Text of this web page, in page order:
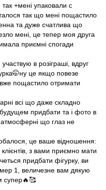
+мені упаковали с
так що мені пощастило
та дуже счатлива що
мені, це тепер моя друга
приємні спогади
в розіграші, вдруг
це якщо повезе
пощастило отримати
всі що даже складно
придбати та і фото в
атмосферні що глаз не
це ваше відношення:
з вами приємно мати
придбати фігурку, ви
1, величезне вам дякую
супер🔥🥰